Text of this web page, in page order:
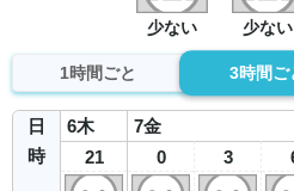
少ない 少ない
1時間ごと 3時間ご
日
時
6木
21
7金
0
3